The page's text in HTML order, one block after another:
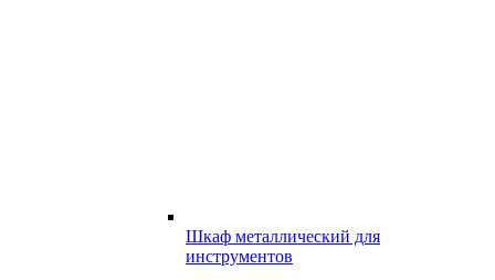
Шкаф металлический для
инструментов